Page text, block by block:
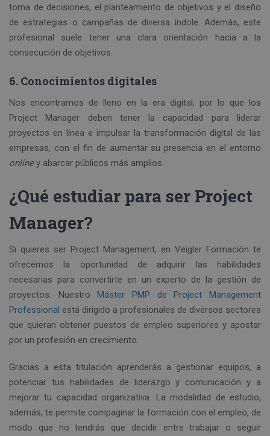
toma de decisiones, el planteamiento de objetivos y el diseño
de estrategias o campañas de diversa índole. Además, este
profesional suele tener una clara orientación hacia a la
consecución de objetivos.
6. Conocimientos digitales
Nos encontramos de lleno en la era digital, por lo que los
Project Manager deben tener la capacidad para liderar
proyectos en línea e impulsar la transformación digital de las
empresas, con el fin de aumentar su presencia en el entorno
onliney abarcar públicos más amplios.
¿Qué estudiar para ser Project
Manager?
Si quieres ser Project Management, en Veigler Formación te
ofrecemos la oportunidad de adquirir las habilidades
necesarias para convertirte en un experto de la gestión de
proyectos. NuestroMáster PMP de Project Management
Professional está dirigido a profesionales de diversos sectores
que quieran obtener puestos de empleo superiores y apostar
por un profesión en crecimiento.
Gracias a esta titulación aprenderás a gestionar equipos, a
potenciar tus habilidades de liderazgo y comunicación y a
mejorar tu capacidad organizativa. La modalidad de estudio,
además, te permite compaginar la formación con el empleo, de
modo que no tendrás que decidir entre trabajar o seguir